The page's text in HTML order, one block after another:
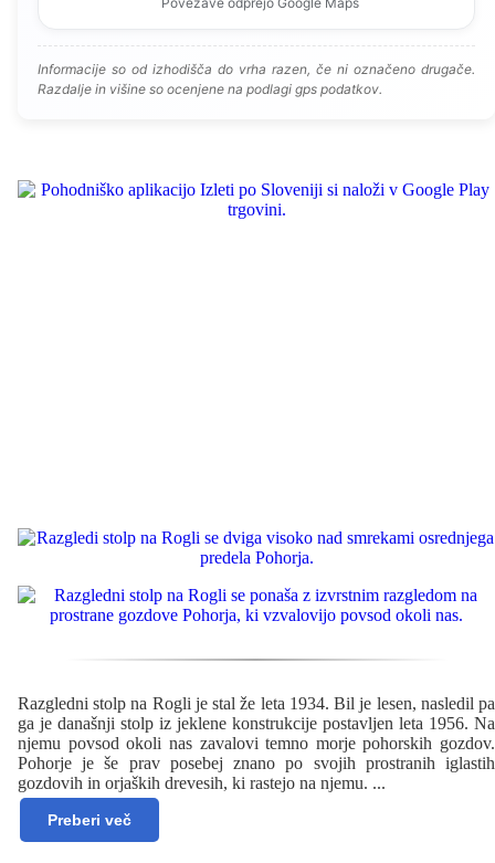
Informacije so od izhodišča do vrha razen, če ni označeno drugače.
Razdalje in višine so ocenjene na podlagi gps podatkov.
Razgledni stolp na Rogli je stal že leta 1934. Bil je lesen, nasledil pa
ga je današnji stolp iz jeklene konstrukcije postavljen leta 1956. Na
njemu povsod okoli nas zavalovi temno morje pohorskih gozdov.
Pohorje je še prav posebej znano po svojih prostranih iglastih
gozdovih in orjaških drevesih, ki rastejo na njemu. ...
Preberi več